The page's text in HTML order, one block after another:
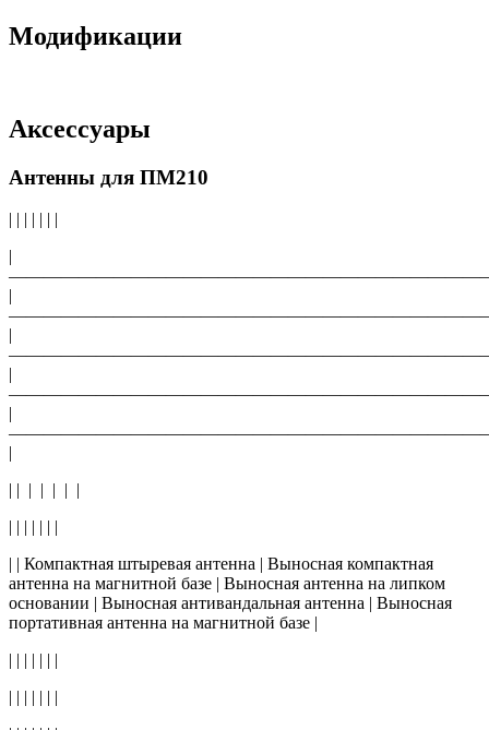
Модификации
Аксессуары
Антенны для ПМ210
| | | | | | |
|
|
|
|
|
|
| | | | | | |
| | | | | | |
| | Компактная штыревая антенна | Выносная компактная
антенна на магнитной базе | Выносная антенна на липком
основании | Выносная антивандальная антенна | Выносная
портативная антенна на магнитной базе |
| | | | | | |
| | | | | | |